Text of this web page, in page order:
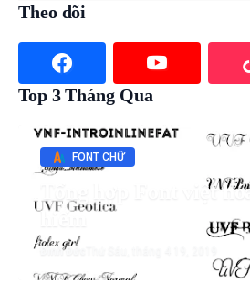
Theo dõi
Top 3 Tháng Qua
FONT CHỮ
Tổng hợp Font việt
hiếm
Đình Đức